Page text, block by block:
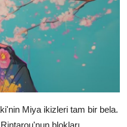
Miya ikizleri tam bir bela.
blokları